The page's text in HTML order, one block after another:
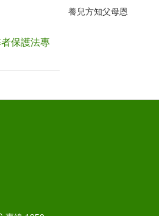
養兒方知父母恩
保護法專